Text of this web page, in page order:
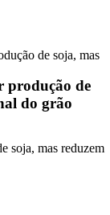
de soja, mas
produção de
do grão
soja, mas reduzem